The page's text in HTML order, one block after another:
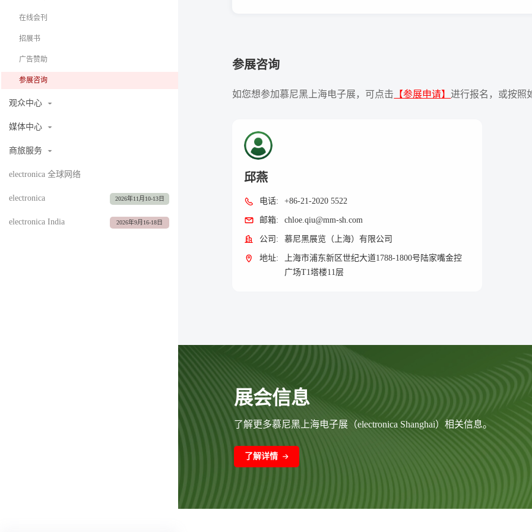
在线会刊
招展书
广告赞助
参展咨询
观众中心
媒体中心
商旅服务
electronica 全球网络
electronica 2026年11月10-13日
electronica India 2026年9月16-18日
参展咨询
如您想参加慕尼黑上海电子展，可点击 【参展申请】进行报名，或按照
邱燕
电话: +86-21-2020 5522
邮箱: chloe.qiu@mm-sh.com
公司: 慕尼黑展览（上海）有限公司
地址:
上海市浦东新区世纪大道1788-1800号陆家嘴金控
广场T1塔楼11层
展会信息
了解更多慕尼黑上海电子展（electronica Shanghai）相关信息。
了解详情